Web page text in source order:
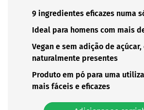
9 ingredientes eficazes numa
Ideal para homens com mais
Vegan e sem adição de
naturalmente presentes
Produto em pó para uma
mais fáceis e eficazes